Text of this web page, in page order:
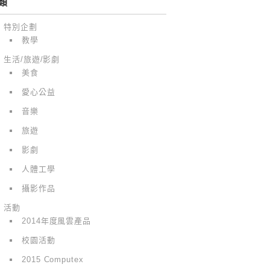
特別企劃
教學
生活/旅遊/影劇
美食
愛心公益
音樂
旅遊
影劇
人體工學
攝影作品
活動
2014年度風雲產品
校園活動
2015 Computex